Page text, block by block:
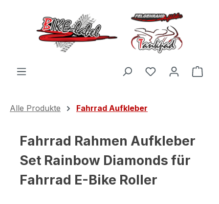
Zum Hauptinhalt springen
Du hast 0
Alle Produkte Fahrrad Aufkleber
Fahrrad Rahmen Aufkleber
Set Rainbow Diamonds für
Fahrrad E-Bike Roller